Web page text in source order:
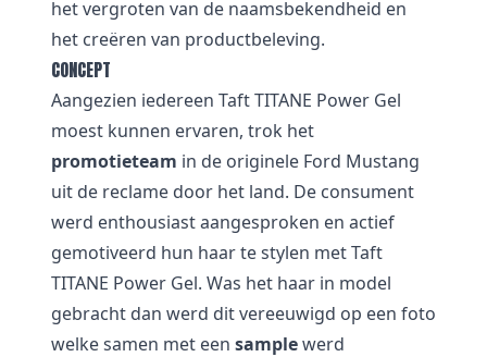
het vergroten van de naamsbekendheid en
het creëren van productbeleving.
CONCEPT
Aangezien iedereen Taft TITANE Power Gel
moest kunnen ervaren, trok het
promotieteam in de originele Ford Mustang
uit de reclame door het land. De consument
werd enthousiast aangesproken en actief
gemotiveerd hun haar te stylen met Taft
TITANE Power Gel. Was het haar in model
gebracht dan werd dit vereeuwigd op een foto
welke samen met een samplewerd